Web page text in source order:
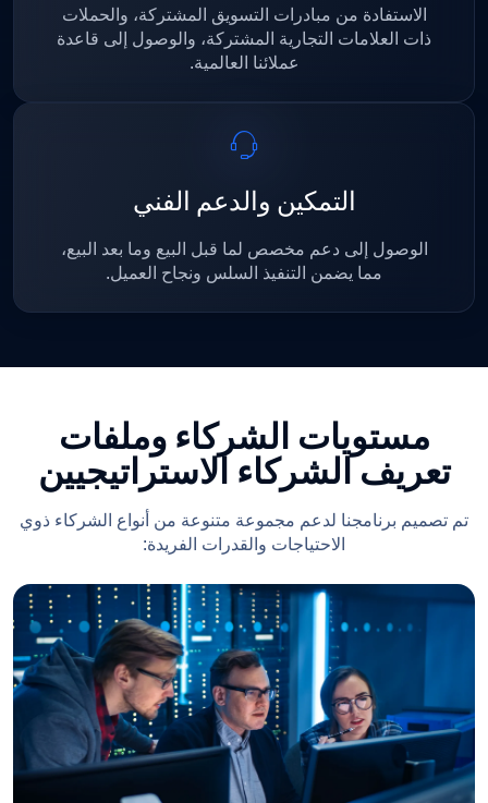
الاستفادة من مبادرات التسويق المشتركة، والحملات
ذات العلامات التجارية المشتركة، والوصول إلى قاعدة
عملائنا العالمية.
التمكين والدعم الفني
الوصول إلى دعم مخصص لما قبل البيع وما بعد البيع،
مما يضمن التنفيذ السلس ونجاح العميل.
مستويات الشركاء وملفات
تعريف الشركاء الاستراتيجيين
تم تصميم برنامجنا لدعم مجموعة متنوعة من أنواع الشركاء ذوي
الاحتياجات والقدرات الفريدة:
شركات تكامل الأنظمة العالمية
تقف شركات تكامل الأنظمة العالمية (GSI) في طليعة التحول
التكنولوجي، حيث تساعد الشركات على تصميم وتنفيذ
استراتيجيات شاملة للأمن السيبراني. يوفر برنامجنا لشركات
تكامل الأنظمة العالمية أدوات الاعتمادات والحوافز التجارية
اللازمة لدمج حلول OPSWAT حلول عروض خدماتها، مما يمكّنها
من مواجهة التحديات الأمنية المعقدة في جميع أنحاء العالم.